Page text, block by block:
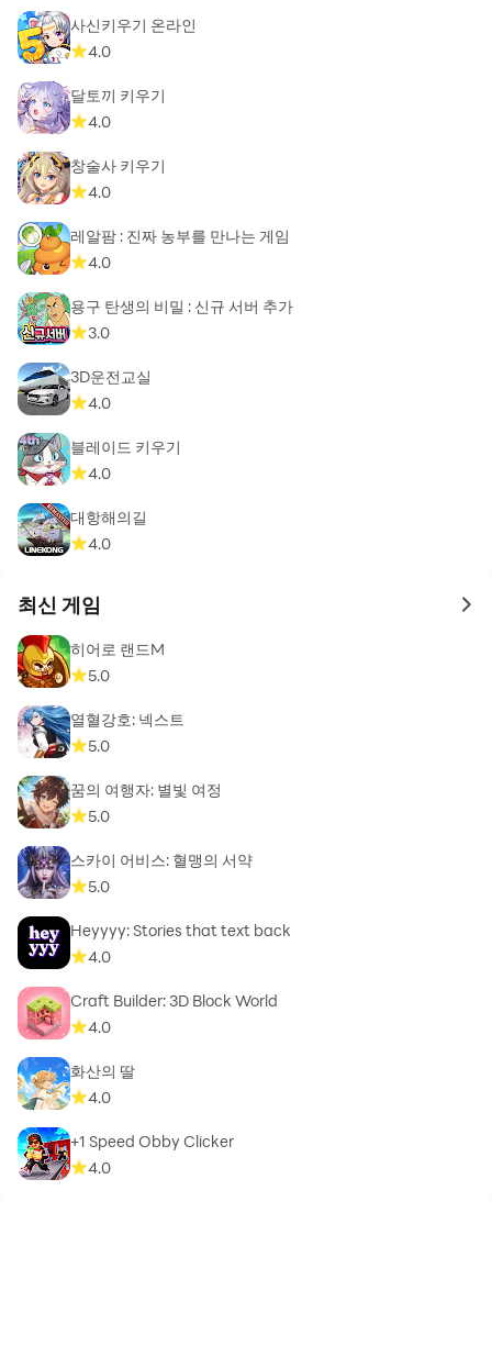
사신키우기 온라인
4.0
달토끼 키우기
4.0
창술사 키우기
4.0
레알팜 : 진짜 농부를 만나는 게임
4.0
용구 탄생의 비밀 : 신규 서버 추가
3.0
3D운전교실
4.0
블레이드 키우기
4.0
대항해의길
4.0
최신 게임 to
히어로 랜드M
5.0
열혈강호: 넥스트
5.0
꿈의 여행자: 별빛 여정
5.0
스카이 어비스: 혈맹의 서약
5.0
Heyyyy: Stories that text back
4.0
Craft Builder: 3D Block World
4.0
화산의 딸
4.0
+1 Speed Obby Clicker
4.0